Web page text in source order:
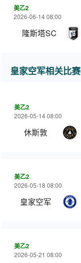
美乙2
2026-06-14 08:00
隆斯塔SC
皇家空军相关比赛
美乙2
2026-05-14 08:00
休斯敦
美乙2
2026-05-18 08:00
皇家空军
美乙2
2026-05-21 08:00